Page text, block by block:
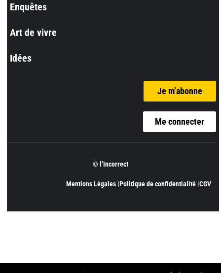
Enquêtes
Art de vivre
Idées
Je m’abonne
Me connecter
© l’Incorrect
Mentions Légales |Politique de confidentialité |CGV